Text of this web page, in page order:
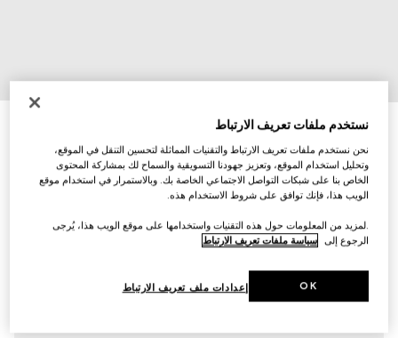
نظارات شمسية بإطار مستطيل الشكل
تنويعاتنقش صدفة ظهر السلحفاة باللون البني الداكن
نستخدم ملفات تعريف الارتباط
نحن نستخدم ملفات تعريف الارتباط والتقنيات المماثلة لتحسين التنقل في الموقع،
وتحليل استخدام الموقع، وتعزيز جهودنا التسويقية والسماح لك بمشاركة المحتوى
الخاص بنا على شبكات التواصل الاجتماعي الخاصة بك. وبالاستمرار في استخدام موقع
الويب هذا، فإنك توافق على شروط الاستخدام هذه.
.لمزيد من المعلومات حول هذه التقنيات واستخدامها على موقع الويب هذا، يُرجى
الرجوع إلى سياسة ملفات تعريف الارتباط
إعدادات ملف تعريف الارتباط OK